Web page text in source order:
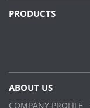
PRODUCTS
ABOUT US
COMPANY PROFILE